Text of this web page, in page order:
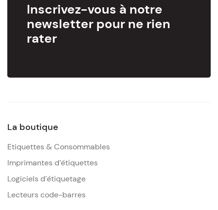
Inscrivez-vous à notre
newsletter pour ne rien
rater
La boutique
Etiquettes & Consommables
Imprimantes d’étiquettes
Logiciels d’étiquetage
Lecteurs code-barres